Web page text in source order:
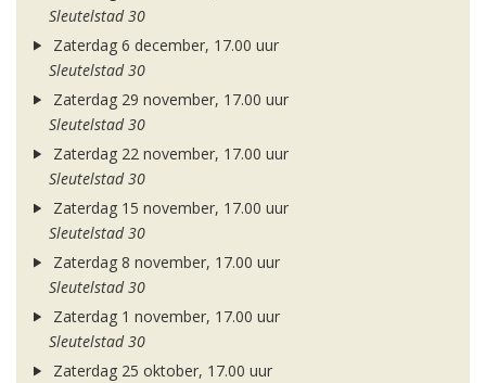
Sleutelstad 30
Zaterdag 6 december, 17.00 uur
Sleutelstad 30
Zaterdag 29 november, 17.00 uur
Sleutelstad 30
Zaterdag 22 november, 17.00 uur
Sleutelstad 30
Zaterdag 15 november, 17.00 uur
Sleutelstad 30
Zaterdag 8 november, 17.00 uur
Sleutelstad 30
Zaterdag 1 november, 17.00 uur
Sleutelstad 30
Zaterdag 25 oktober, 17.00 uur